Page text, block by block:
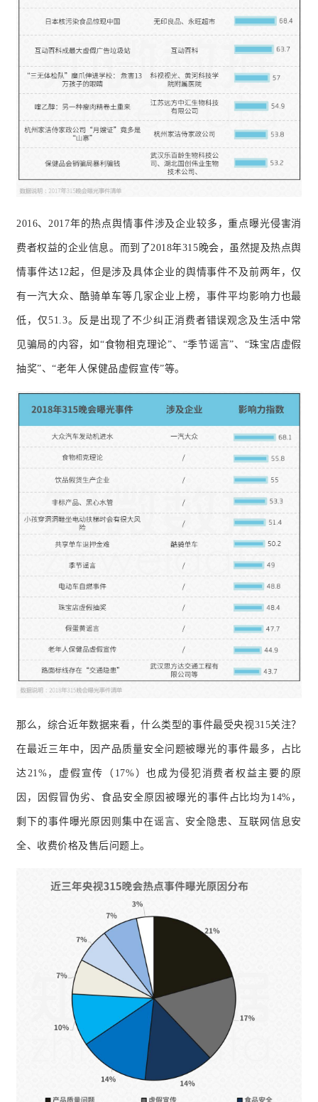
2016、2017年的热点舆情事件涉及企业较多，重点曝光侵害消
费者权益的企业信息。而到了2018年315晚会，虽然提及热点舆
情事件达12起，但是涉及具体企业的舆情事件不及前两年，仅
有一汽大众、酷骑单车等几家企业上榜，事件平均影响力也最
低，仅51.3。反是出现了不少纠正消费者错误观念及生活中常
见骗局的内容，如“食物相克理论”、“季节谣言”、“珠宝店虚假
抽奖”、“老年人保健品虚假宣传”等。
那么，综合近年数据来看，什么类型的事件最受央视315关注？
在最近三年中，因产品质量安全问题被曝光的事件最多，占比
达21%，虚假宣传（17%）也成为侵犯消费者权益主要的原
因，因假冒伪劣、食品安全原因被曝光的事件占比均为14%，
剩下的事件曝光原因则集中在谣言、安全隐患、互联网信息安
全、收费价格及售后问题上。